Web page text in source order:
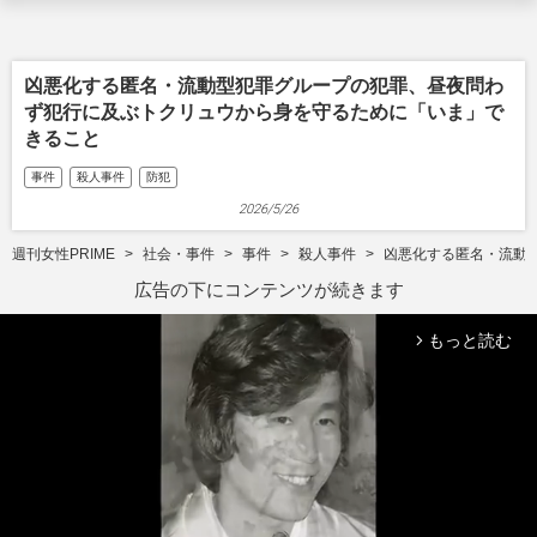
凶悪化する匿名・流動型犯罪グループの犯罪、昼夜問わ
ず犯行に及ぶトクリュウから身を守るために「いま」で
きること
事件 殺人事件 防犯
2026/5/26
週刊女性PRIME 社会・事件 事件 殺人事件 凶悪化する匿名・流動
広告の下にコンテンツが続きます
arrow_forward_ios もっと読む